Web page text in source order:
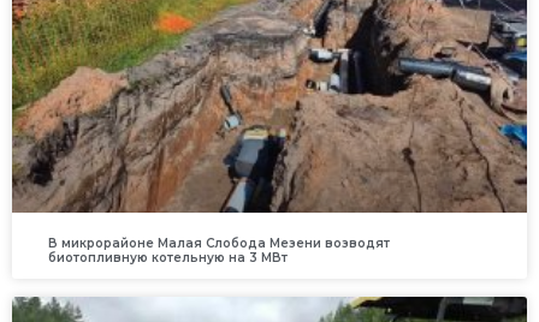
В микрорайоне Малая Слобода Мезени возводят
биотопливную котельную на 3 МВт